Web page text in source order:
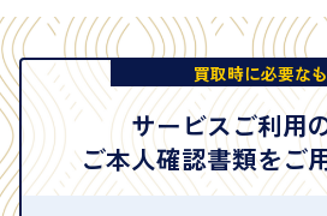
買取時に必要な
サービスご利用
ご本人確認書類をご